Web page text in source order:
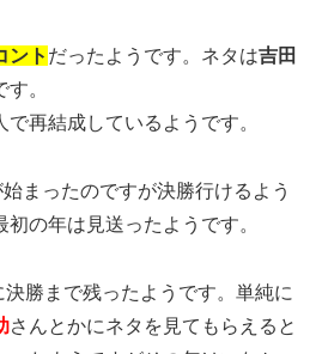
ント だったようです。ネタは吉田
。
再結成しているようです。
まったのですが決勝行けるよう
の年は見送ったようです。
勝まで残ったようです。単純に
さんとかにネタを見てもらえると